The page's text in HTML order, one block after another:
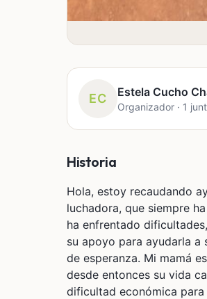
EC Estela Cucho
Organizador · 1
Historia
Hola, estoy recaudando
luchadora, que siempre
ha enfrentado
su apoyo para ayudarla
de esperanza. Mi mamá
desde entonces su vida
dificultad económica para ayudarla en su recuperación física de mi madre.